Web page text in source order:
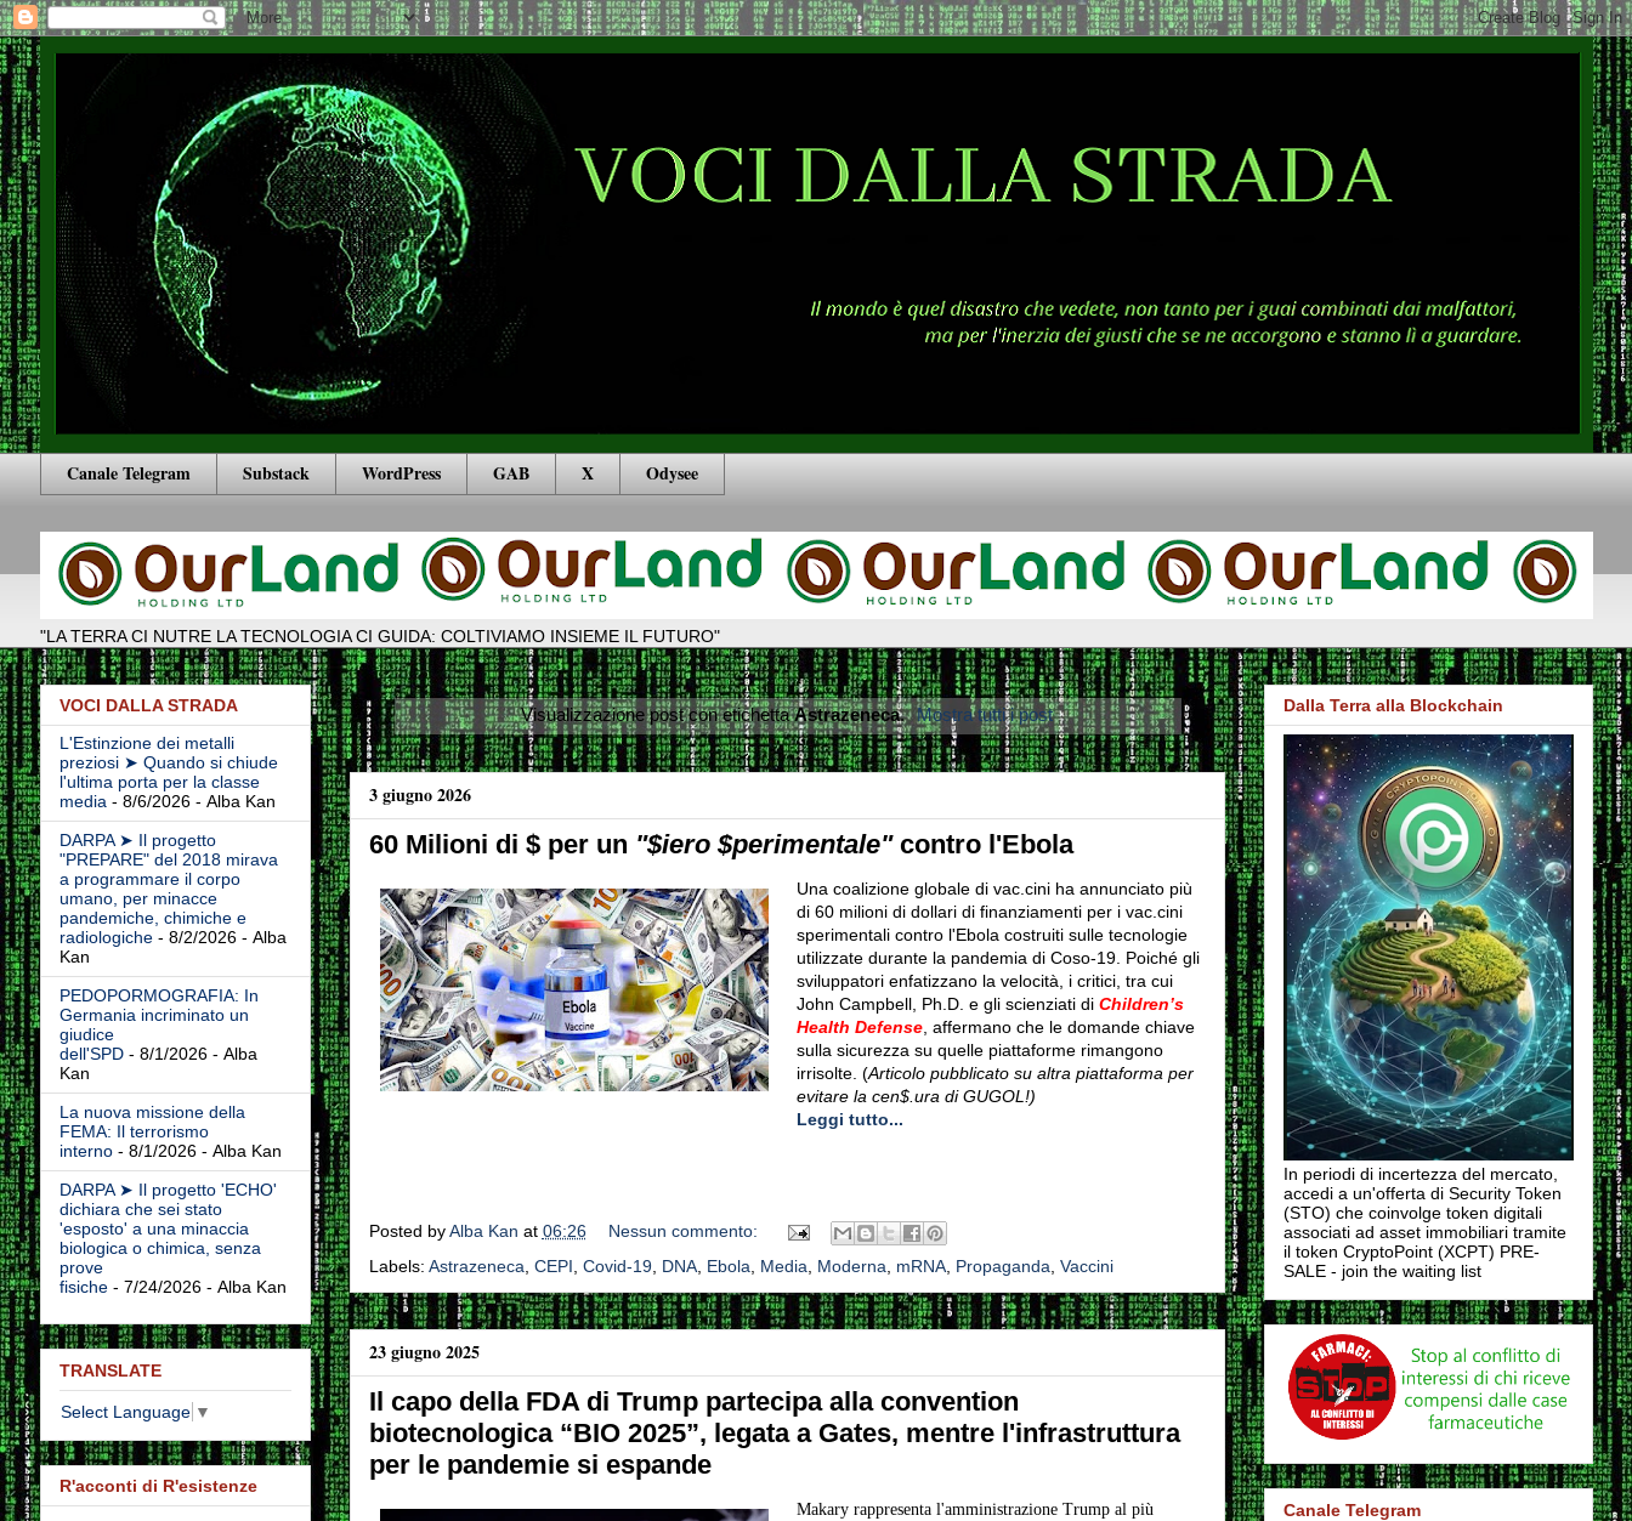
Canale Telegram Substack WordPress GAB X Odysee
"LA TERRA CI NUTRE LA TECNOLOGIA CI GUIDA: COLTIVIAMO INSIEME IL FUTURO"
Visualizzazione post con etichettaAstrazeneca. Mostra tutti i post
3 giugno 2026
60 Milioni di $ per un "$iero $perimentale"contro l'Ebola
Una coalizione globale di vac.cini ha annunciato più
di 60 milioni di dollari di finanziamenti per i vac.cini
sperimentali contro l'Ebola costruiti sulle tecnologie
utilizzate durante la pandemia di Coso-19. Poiché gli
sviluppatori enfatizzano la velocità, i critici, tra cui
John Campbell, Ph.D. e gli scienziati di Children’s
Health Defense, affermano che le domande chiave
sulla sicurezza su quelle piattaforme rimangono
irrisolte. (Articolo pubblicato su altra piattaforma per
evitare la cen$.ura di GUGOL!)
Leggi tutto...
Posted byAlba Kan at 06:26
Nessun commento:
Labels: Astrazeneca CEPI Covid-19, DNA, Ebola Media Moderna mRNA, Propaganda Vaccini
23 giugno 2025
Il capo della FDA di Trump partecipa alla convention
biotecnologica “BIO 2025”, legata a Gates, mentre l'infrastruttura
per le pandemie si espande
Makary rappresenta l'amministrazione Trump al più
VOCI DALLA STRADA
L'Estinzione dei metalli
preziosi ➤ Quando si chiude
l'ultima porta per la classe
media - 8/6/2026- Alba Kan
DARPA ➤ Il progetto
"PREPARE" del 2018 mirava
a programmare il corpo
umano, per minacce
pandemiche, chimiche e
radiologiche- 8/2/2026- Alba
Kan
PEDOPORMOGRAFIA: In
Germania incriminato un
giudice
dell'SPD- 8/1/2026- Alba
Kan
La nuova missione della
FEMA: Il terrorismo
interno- 8/1/2026- Alba Kan
DARPA ➤ Il progetto 'ECHO'
dichiara che sei stato
'esposto' a una minaccia
biologica o chimica, senza
prove
fisiche- 7/24/2026- Alba Kan
TRANSLATE
Select Language ▼
R'acconti di R'esistenze
Dalla Terra alla Blockchain
In periodi di incertezza del mercato,
accedi a un'offerta di Security Token
(STO) che coinvolge token digitali
associati ad asset immobiliari tramite
il token CryptoPoint (XCPT) PRE-
SALE - join the waiting list
Canale Telegram